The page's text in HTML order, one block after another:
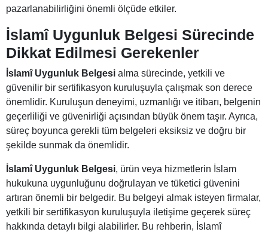
pazarlanabilirliğini önemli ölçüde etkiler.
İslamî Uygunluk Belgesi Sürecinde
Dikkat Edilmesi Gerekenler
İslamî Uygunluk Belgesi alma sürecinde, yetkili ve
güvenilir bir sertifikasyon kuruluşuyla çalışmak son derece
önemlidir. Kuruluşun deneyimi, uzmanlığı ve itibarı, belgenin
geçerliliği ve güvenirliği açısından büyük önem taşır. Ayrıca,
süreç boyunca gerekli tüm belgeleri eksiksiz ve doğru bir
şekilde sunmak da önemlidir.
İslamî Uygunluk Belgesi, ürün veya hizmetlerin İslam
hukukuna uygunluğunu doğrulayan ve tüketici güvenini
artıran önemli bir belgedir. Bu belgeyi almak isteyen firmalar,
yetkili bir sertifikasyon kuruluşuyla iletişime geçerek süreç
hakkında detaylı bilgi alabilirler. Bu rehberin, İslamî